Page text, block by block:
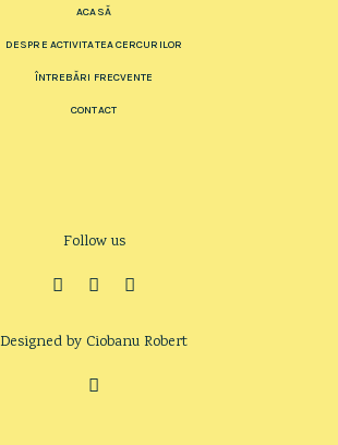
ACASĂ
DESPRE ACTIVITATEA CERCURILOR
ÎNTREBĂRI FRECVENTE
CONTACT
Follow us
Designed by Ciobanu Robert